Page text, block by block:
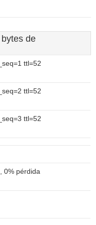
de
ttl=52
ttl=52
ttl=52
0% pérdida